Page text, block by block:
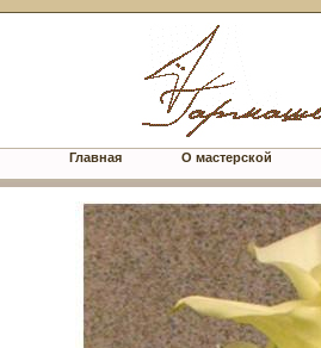
Главная О мастерской